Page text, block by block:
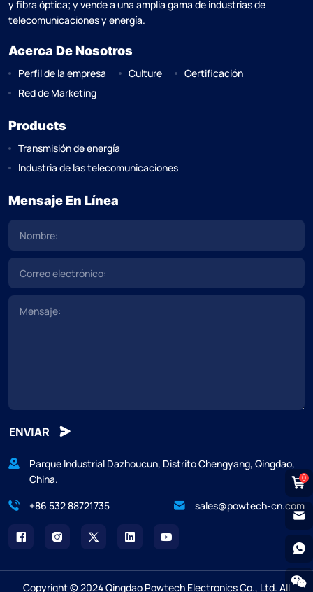
y fibra óptica; y vende a una amplia gama de industrias de
telecomunicaciones y energía.
Acerca De Nosotros
Perfil de la empresa Culture
Certificación
Red de Marketing
Products
Transmisión de energía
Industria de las telecomunicaciones
Mensaje En Línea
ENVIAR
Parque Industrial Dazhoucun, Distrito Chengyang, Qingdao,
China.
+86 532 88721735
sales@powtech-cn.com
Copyright © 2024 Qingdao Powtech Electronics Co., Ltd. All
0